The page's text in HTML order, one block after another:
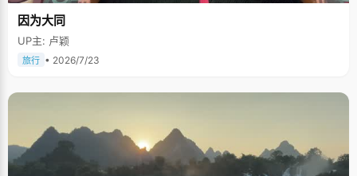
因为大同
UP主: 卢颖
旅行 • 2026/7/23